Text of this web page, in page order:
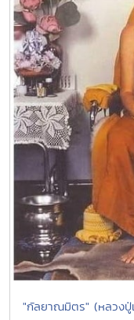
"กัลยาณมิตร" (หลวงปู่